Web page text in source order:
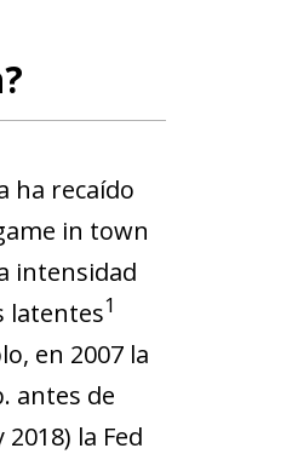
ha recaído
in town
intensidad
latentes1
en 2007 la
antes de
la Fed